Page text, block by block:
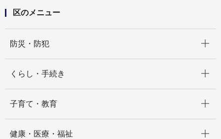
区のメニュー
防災・防犯
くらし・手続き
子育て・教育
健康・医療・福祉